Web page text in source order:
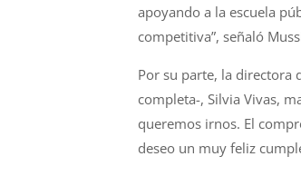
apoyando a la escuela
competitiva”, señaló
Por su parte, la directora
completa-, Silvia Vivas,
queremos irnos. El
deseo un muy feliz